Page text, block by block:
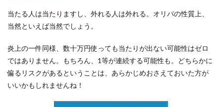
当たる人は当たりますし、外れる人は外れる。オリパの性質上、
当然といえば当然でしょう。
炎上の一件同様、数十万円使っても当たりが出ない可能性はゼロ
ではありません。もちろん、1等が連続する可能性も。どちらかに
偏るリスクがあるということは、あらかじめおさえておいた方が
いいかもしれませんね！